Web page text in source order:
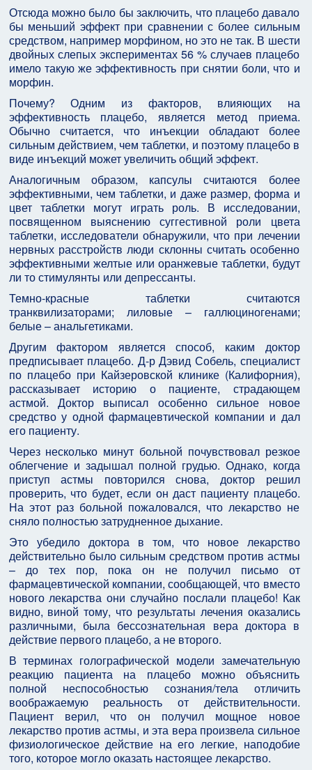
Отсюда можно было бы заключить, что плацебо давало
бы меньший эффект при сравнении с более сильным
средством, например морфином, но это не так. В шести
двойных слепых экспериментах 56 % случаев плацебо
имело такую же эффективность при снятии боли, что и
морфин.
Почему? Одним из факторов, влияющих на
эффективность плацебо, является метод приема.
Обычно считается, что инъекции обладают более
сильным действием, чем таблетки, и поэтому плацебо в
виде инъекций может увеличить общий эффект.
Аналогичным образом, капсулы считаются более
эффективными, чем таблетки, и даже размер, форма и
цвет таблетки могут играть роль. В исследовании,
посвященном выяснению суггестивной роли цвета
таблетки, исследователи обнаружили, что при лечении
нервных расстройств люди склонны считать особенно
эффективными желтые или оранжевые таблетки, будут
ли то стимулянты или депрессанты.
Темно-красные таблетки считаются
транквилизаторами; лиловые – галлюциногенами;
белые – анальгетиками.
Другим фактором является способ, каким доктор
предписывает плацебо. Д-р Дэвид Собель, специалист
по плацебо при Кайзеровской клинике (Калифорния),
рассказывает историю о пациенте, страдающем
астмой. Доктор выписал особенно сильное новое
средство у одной фармацевтической компании и дал
его пациенту.
Через несколько минут больной почувствовал резкое
облегчение и задышал полной грудью. Однако, когда
приступ астмы повторился снова, доктор решил
проверить, что будет, если он даст пациенту плацебо.
На этот раз больной пожаловался, что лекарство не
сняло полностью затрудненное дыхание.
Это убедило доктора в том, что новое лекарство
действительно было сильным средством против астмы
– до тех пор, пока он не получил письмо от
фармацевтической компании, сообщающей, что вместо
нового лекарства они случайно послали плацебо! Как
видно, виной тому, что результаты лечения оказались
различными, была бессознательная вера доктора в
действие первого плацебо, а не второго.
В терминах голографической модели замечательную
реакцию пациента на плацебо можно объяснить
полной неспособностью сознания/тела отличить
воображаемую реальность от действительности.
Пациент верил, что он получил мощное новое
лекарство против астмы, и эта вера произвела сильное
физиологическое действие на его легкие, наподобие
того, которое могло оказать настоящее лекарство.